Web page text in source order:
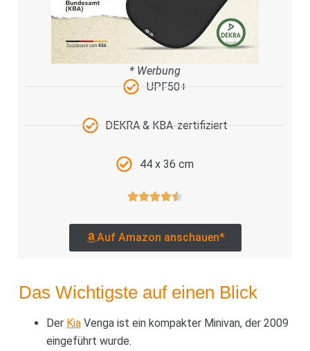
* Werbung
UPF50+
DEKRA & KBA-zertifiziert
44 x 36 cm
Auf Amazon anschauen*
Das Wichtigste auf einen Blick
Der KiaVenga ist ein kompakter Minivan, der 2009
eingeführt wurde.